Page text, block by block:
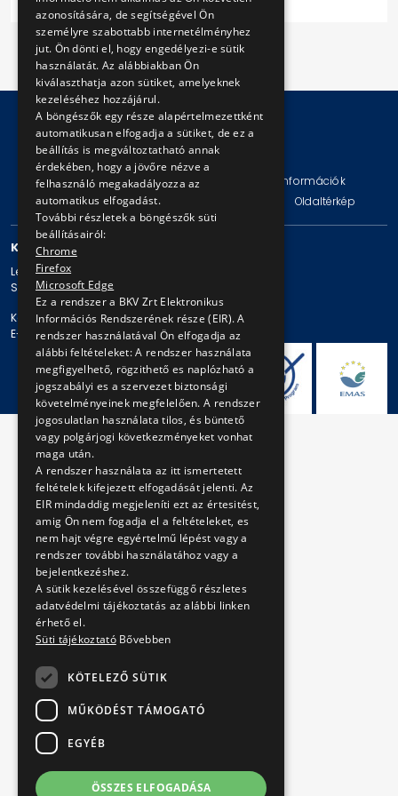
© Copyright 2026 BKV Zrt.
Impresszum Jogi nyilatkozat
Technikai információk
Adatvédelmi politika és tájékoztatások
Oldaltérkép
KAPCSOLAT
Levelezési cím: 1980 Budapest, Pf. 11.
Székhely: 1980 Budapest, Akácfa u. 15.
Központi telefonszám: + 36 1 461-65-00
E-mail cím: bkv@bkv.hu
azonosítására, de segítségével Ön
személyre szabottabb internetélményhez
jut. Ön dönti el, hogy engedélyezi-e sütik
használatát. Az alábbiakban Ön
kiválaszthatja azon sütiket, amelyeknek
kezeléséhez hozzájárul.
A böngészők egy része alapértelmezettként
automatikusan elfogadja a sütiket, de ez a
beállítás is megváltoztatható annak
érdekében, hogy a jövőre nézve a
felhasználó megakadályozza az
automatikus elfogadást.
További részletek a böngészők süti
beállításairól:
Chrome
Firefox
Microsoft Edge
Ez a rendszer a BKV Zrt Elektronikus
Információs Rendszerének része (EIR). A
rendszer használatával Ön elfogadja az
alábbi feltételeket: A rendszer használata
megfigyelhető, rögzithető es naplózható a
jogszabályi es a szervezet biztonsági
követelményeinek megfelelően. A rendszer
jogosulatlan használata tilos, és büntető
vagy polgárjogi következményeket vonhat
maga után.
A rendszer használata az itt ismertetett
feltételek kifejezett elfogadását jelenti. Az
EIR mindaddig megjeleníti ezt az értesitést,
amig Ön nem fogadja el a feltételeket, es
nem hajt végre egyértelmű lépést vagy a
rendszer további használatához vagy a
bejelentkezéshez.
A sütik kezelésével összefüggő részletes
adatvédelmi tájékoztatás az alábbi linken
érhető el.
Süti tájékoztató Bővebben
KÖTELEZŐ SÜTIK
MŰKÖDÉST TÁMOGATÓ
EGYÉB
ÖSSZES ELFOGADÁSA